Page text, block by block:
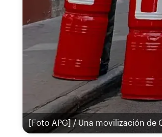
[Foto APG] / Una movilización de